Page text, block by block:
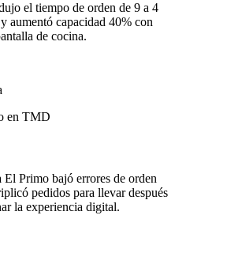
el tiempo de orden de 9 a 4
aumentó capacidad 40% con
de cocina.
en TMD
El Primo bajó errores de orden
pedidos para llevar después
la experiencia digital.